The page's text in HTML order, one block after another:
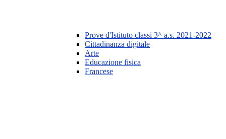
Prove d'Istituto classi 3^ a.s. 2021-2022
Cittadinanza digitale
Arte
Educazione fisica
Francese